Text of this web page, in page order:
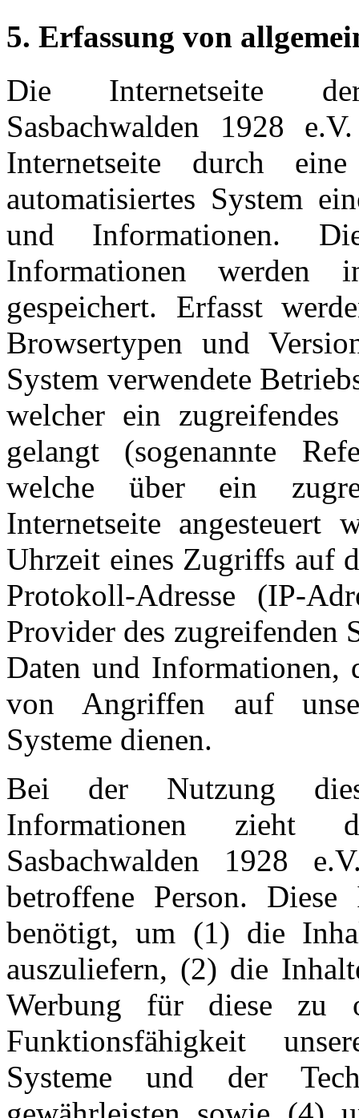
5. Erfassung von
Die Internetseite
Sasbachwalden 1928
Internetseite durch
automatisiertes System
und Informationen.
Informationen
gespeichert. Erfasst
Browsertypen und
System verwendete
welcher ein zugreifendes
gelangt (sogenannte
welche über ein
Internetseite
Uhrzeit eines Zugriffs auf
Protokoll-Adresse (IP-
Provider des zugreifenden
Daten und Informationen,
von Angriffen auf
Systeme dienen.
Bei der Nutzung
Informationen zieht
Sasbachwalden 1928
betroffene Person.
benötigt, um (1) die
auszuliefern, (2) die
Werbung für diese zu
Funktionsfähigkeit
Systeme und der